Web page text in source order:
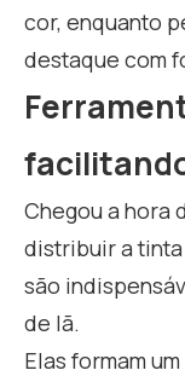
cor, enquanto
destaque com
Chegou a hora
distribuir a
são
de lã.
Elas formam